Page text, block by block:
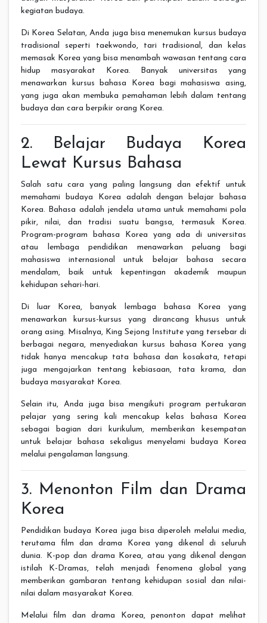
kegiatan budaya.
Di Korea Selatan, Anda juga bisa menemukan kursus budaya
tradisional seperti taekwondo, tari tradisional, dan kelas
memasak Korea yang bisa menambah wawasan tentang cara
hidup masyarakat Korea. Banyak universitas yang
menawarkan kursus bahasa Korea bagi mahasiswa asing,
yang juga akan membuka pemahaman lebih dalam tentang
budaya dan cara berpikir orang Korea.
2. Belajar Budaya Korea
Lewat Kursus Bahasa
Salah satu cara yang paling langsung dan efektif untuk
memahami budaya Korea adalah dengan belajar bahasa
Korea. Bahasa adalah jendela utama untuk memahami pola
pikir, nilai, dan tradisi suatu bangsa, termasuk Korea.
Program-program bahasa Korea yang ada di universitas
atau lembaga pendidikan menawarkan peluang bagi
mahasiswa internasional untuk belajar bahasa secara
mendalam, baik untuk kepentingan akademik maupun
kehidupan sehari-hari.
Di luar Korea, banyak lembaga bahasa Korea yang
menawarkan kursus-kursus yang dirancang khusus untuk
orang asing. Misalnya, King Sejong Institute yang tersebar di
berbagai negara, menyediakan kursus bahasa Korea yang
tidak hanya mencakup tata bahasa dan kosakata, tetapi
juga mengajarkan tentang kebiasaan, tata krama, dan
budaya masyarakat Korea.
Selain itu, Anda juga bisa mengikuti program pertukaran
pelajar yang sering kali mencakup kelas bahasa Korea
sebagai bagian dari kurikulum, memberikan kesempatan
untuk belajar bahasa sekaligus menyelami budaya Korea
melalui pengalaman langsung.
3. Menonton Film dan Drama
Korea
Pendidikan budaya Korea juga bisa diperoleh melalui media,
terutama film dan drama Korea yang dikenal di seluruh
dunia. K-pop dan drama Korea, atau yang dikenal dengan
istilah K-Dramas, telah menjadi fenomena global yang
memberikan gambaran tentang kehidupan sosial dan nilai-
nilai dalam masyarakat Korea.
Melalui film dan drama Korea, penonton dapat melihat